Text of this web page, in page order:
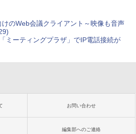
のWeb会議クライアント～映像も音声
ミーティングプラザ」でIP電話接続が
お問い合わせ
編集部へのご連絡